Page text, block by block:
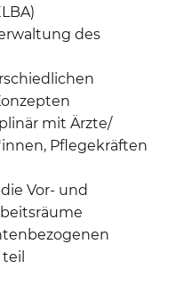
des
mit Ärzte/
Pflegekräften
Vor- und